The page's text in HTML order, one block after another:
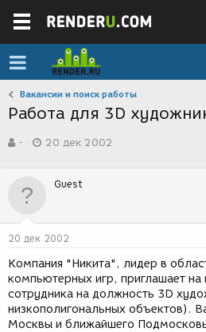
Вакансии и поиск работы
Работа для 3D
в
р
м
-
а
д
н
и
я
20 дек 2002
Guest
20 дек 2002
Компания "Никита", лидер в
компьютерных игр, приглашает на
сотрудника на должность 3D
низкополигональных объектов).
Москвы и ближайшего